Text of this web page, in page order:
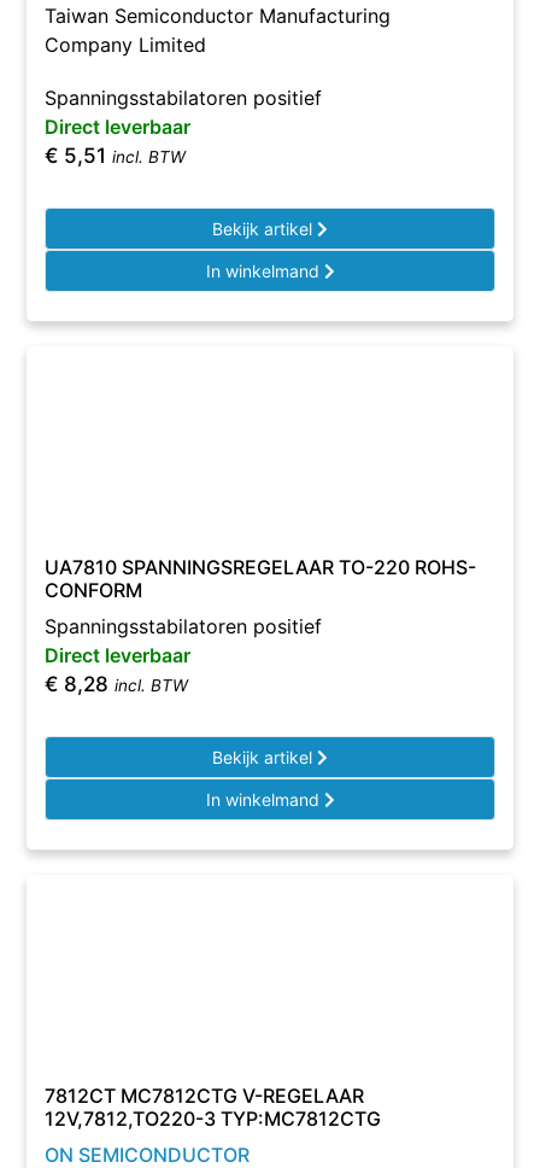
Taiwan Semiconductor Manufacturing
Company Limited
Spanningsstabilatoren positief
Direct leverbaar
€ 5,51 incl. BTW
Bekijk artikel
In winkelmand
UA7810 SPANNINGSREGELAAR TO-220 ROHS-
CONFORM
Spanningsstabilatoren positief
Direct leverbaar
€ 8,28 incl. BTW
Bekijk artikel
In winkelmand
7812CT MC7812CTG V-REGELAAR
12V,7812,TO220-3 TYP:MC7812CTG
ON SEMICONDUCTOR